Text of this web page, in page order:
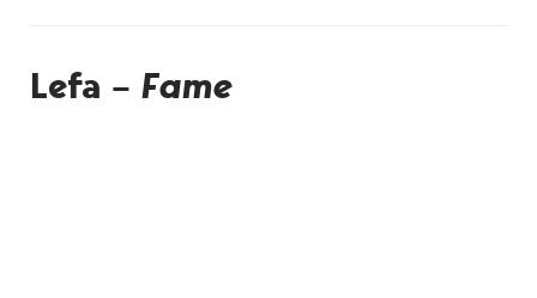
Lefa – Fame